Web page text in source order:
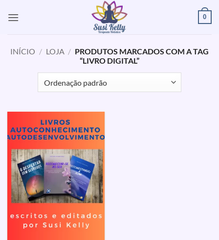
0
INÍCIO / LOJA / PRODUTOS MARCADOS COM A TAG
“LIVRO DIGITAL”